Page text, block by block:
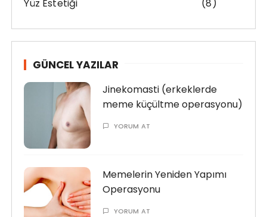
Yüz Estetiği (8)
GÜNCEL YAZILAR
Jinekomasti (erkeklerde
meme küçültme operasyonu)
YORUM AT
Memelerin Yeniden Yapımı
Operasyonu
YORUM AT